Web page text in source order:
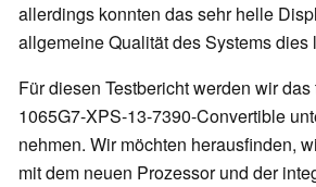
allerdings konnten das sehr helle
allgemeine Qualität des Systems dies
Für diesen Testbericht werden wir
1065G7-XPS-13-7390-Convertible
nehmen. Wir möchten herausfinden,
mit dem neuen Prozessor und der